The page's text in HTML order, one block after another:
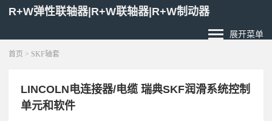
R+W弹性联轴器|R+W联轴器|R+W制动器
展开菜单
首页 > SKF轴套
LINCOLN电连接器/电缆 瑞典SKF润滑系统控制
单元和软件